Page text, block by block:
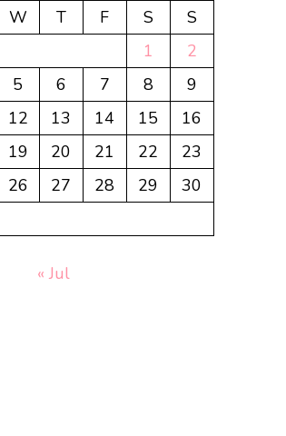
W T F S
S
1
2
5 6 7 8
9
12 13 14 15
16
19 20 21 22
23
26 27 28 29
30
« Jul